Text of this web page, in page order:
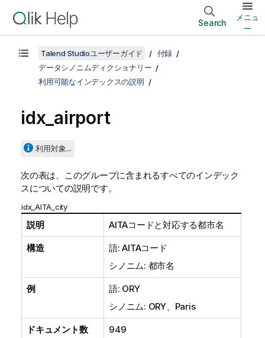
Search
メニュ
ー
Talend Studioユーザーガイド
付録
データシノニムディクショナリー
利用可能なインデックスの説明
idx_airport
利用対象...
次の表は、このグループに含まれるすべてのインデック
スについての説明です。
idx_AITA_city
説明 AITAコードと対応する都市名
構造
語: AITAコード
シノニム: 都市名
例
語: ORY
シノニム: ORY、Paris
ドキュメント数 949